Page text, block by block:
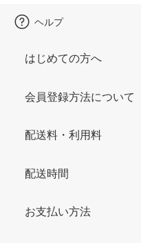
ヘルプ
はじめての方へ
会員登録方法について
配送料・利用料
配送時間
お支払い方法